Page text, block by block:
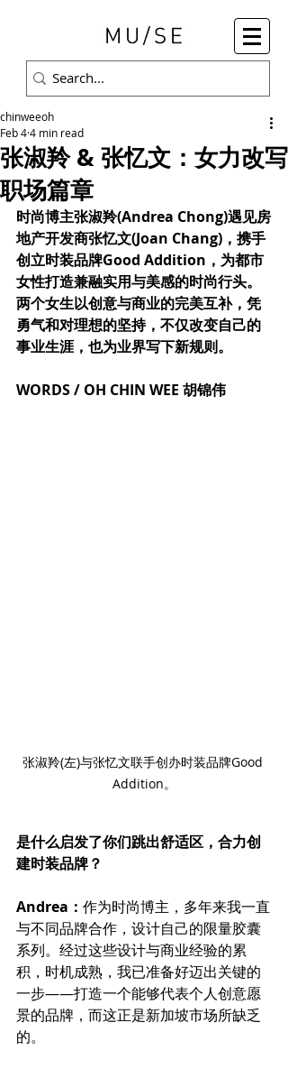
张淑羚 & 张忆文：女力改写
职场篇章
chinweeoh
Feb 44 min read
时尚博主张淑羚(Andrea Chong)遇见房
地产开发商张忆文(Joan Chang)，携手
创立时装品牌Good Addition，为都市
女性打造兼融实用与美感的时尚行头。
两个女生以创意与商业的完美互补，凭
勇气和对理想的坚持，不仅改变自己的
事业生涯，也为业界写下新规则。
WORDS / OH CHIN WEE 胡锦伟
张淑羚(左)与张忆文联手创办时装品牌Good
Addition。
是什么启发了你们跳出舒适区，合力创
建时装品牌？
Andrea： 作为时尚博主，多年来我一直
与不同品牌合作，设计自己的限量胶囊
系列。经过这些设计与商业经验的累
积，时机成熟，我已准备好迈出关键的
一步——打造一个能够代表个人创意愿
景的品牌，而这正是新加坡市场所缺乏
的。